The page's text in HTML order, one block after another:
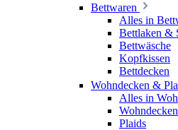
Bettwaren
Alles in
Bettlaken &
Bettwäsche
Kopfkissen
Bettdecken
Wohndecken &
Alles in
Wohndecken
Plaids